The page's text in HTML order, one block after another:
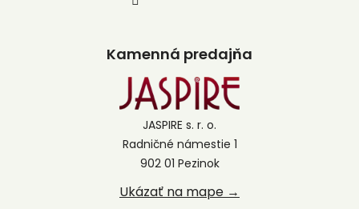
Kamenná predajňa
JASPIRE s. r. o.
Radničné námestie 1
902 01 Pezinok
Ukázať na mape →